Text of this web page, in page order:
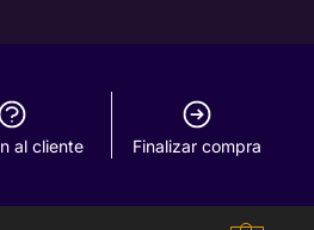
al cliente Finalizar compra